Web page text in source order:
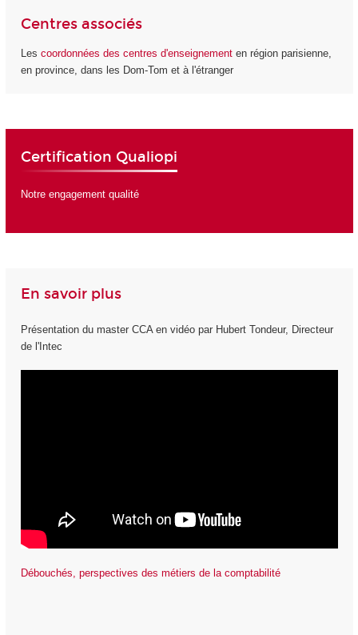
Centres associés
Les coordonnées des centres d'enseignement en région parisienne,
en province, dans les Dom-Tom et à l'étranger
Certification Qualiopi
Notre engagement qualité
En savoir plus
Présentation du master CCA en vidéo par Hubert Tondeur, Directeur
de l'Intec
Débouchés, perspectives des métiers de la comptabilité